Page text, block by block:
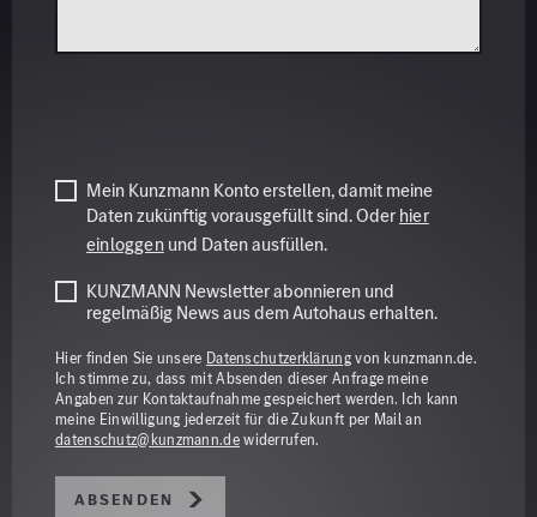
Mein Kunzmann Konto erstellen, damit meine
Daten zukünftig vorausgefüllt sind. Oderhier
einloggenund Daten ausfüllen.
KUNZMANN Newsletter abonnieren und
regelmäßig News aus dem Autohaus erhalten.
Hier finden Sie unsere Datenschutzerklärungvon kunzmann.de.
Ich stimme zu, dass mit Absenden dieser Anfrage meine
Angaben zur Kontaktaufnahme gespeichert werden. Ich kann
meine Einwilligung jederzeit für die Zukunft per Mail an
datenschutz@kunzmann.dewiderrufen.
Absenden